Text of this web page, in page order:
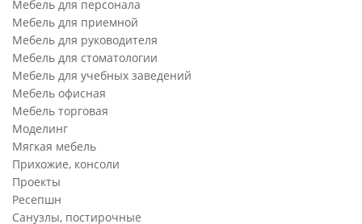
Мебель для персонала
Мебель для приемной
Мебель для руководителя
Мебель для стоматологии
Мебель для учебных заведений
Мебель офисная
Мебель торговая
Моделинг
Мягкая мебель
Прихожие, консоли
Проекты
Ресепшн
Санузлы, постирочные